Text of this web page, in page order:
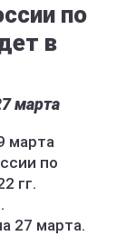
по
в
марта
марта
по
гг.
27 марта.